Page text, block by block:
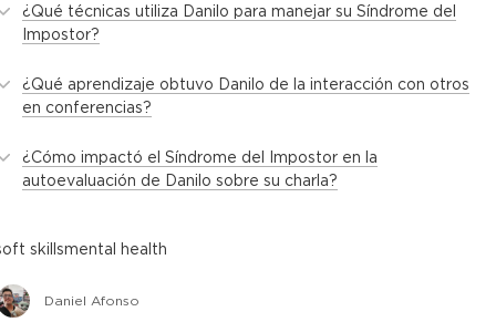
¿Qué técnicas utiliza Danilo para manejar su Síndrome del
Impostor?
¿Qué aprendizaje obtuvo Danilo de la interacción con otros
en conferencias?
¿Cómo impactó el Síndrome del Impostor en la
autoevaluación de Danilo sobre su charla?
skillsmental health
Daniel Afonso